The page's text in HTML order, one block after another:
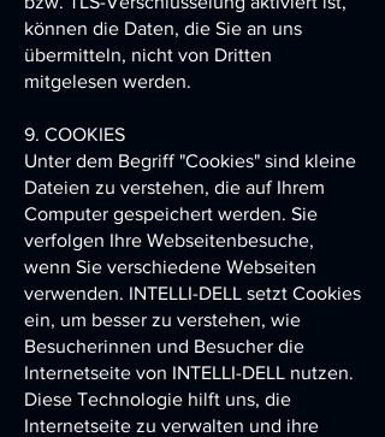
können die Daten, die Sie an uns
übermitteln, nicht von Dritten
mitgelesen werden.
9. COOKIES
Unter dem Begriff "Cookies" sind kleine
Dateien zu verstehen, die auf Ihrem
Computer gespeichert werden. Sie
verfolgen Ihre Webseitenbesuche,
wenn Sie verschiedene Webseiten
verwenden. INTELLI-DELL setzt Cookies
ein, um besser zu verstehen, wie
Besucherinnen und Besucher die
Internetseite von INTELLI-DELL nutzen.
Diese Technologie hilft uns, die
Internetseite zu verwalten und ihre